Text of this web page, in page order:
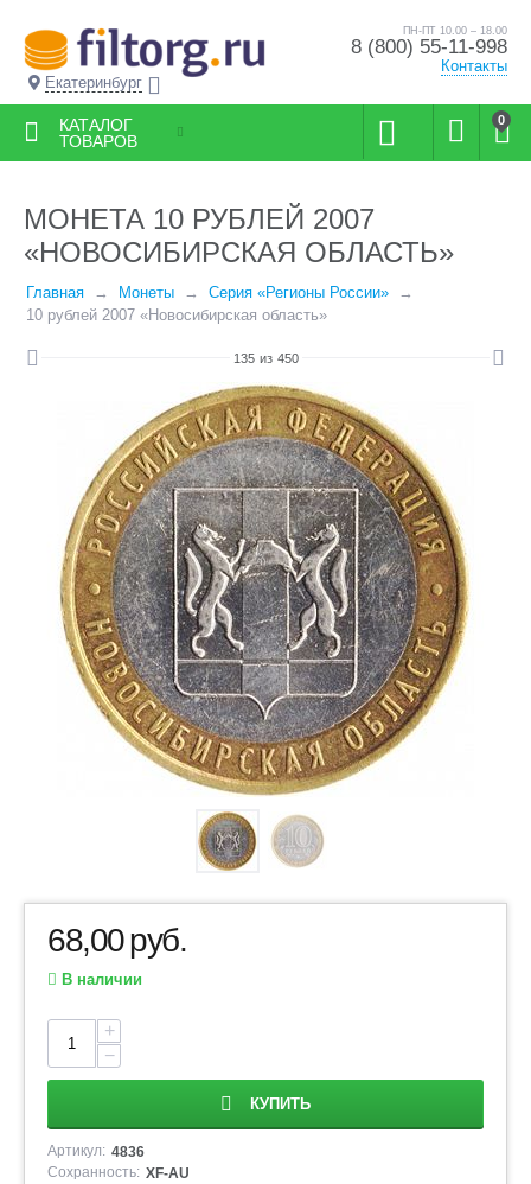
Екатеринбург
ПН-ПТ 10.00 – 18.00
8 (800) 55-11-998
Контакты
0
КАТАЛОГ
ТОВАРОВ
МОНЕТА 10 РУБЛЕЙ 2007
«НОВОСИБИРСКАЯ ОБЛАСТЬ»
Главная Монеты
Серия «Регионы России»
10 рублей 2007 «Новосибирская область»
135 из 450
68,00руб.
В наличии
+
−
КУПИТЬ
Артикул: 4836
Сохранность: XF-AU